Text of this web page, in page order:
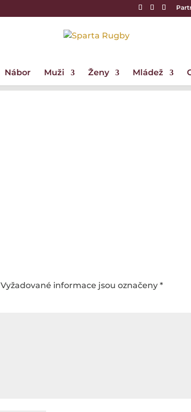
Nábor Muži Ženy Mládež
Vyžadované informace jsou označeny*